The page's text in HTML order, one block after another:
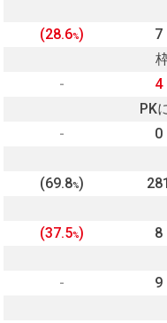
(28.6%) 7
-
4
PK
-
0
(69.8%) 281
(37.5%) 8
-
9